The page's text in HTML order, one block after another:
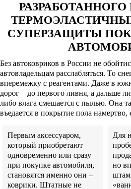
СУПЕРЗАЩИТЫ
Без автоковриков в России не
автовладельцам расслабляться. То
вперемежку с реагентами. Даже в
дорог – до первого ливня, а дальше
либо влага смешается с пылью. Она
въедается в покрытие пола намертво,
Первым аксессуаром,
который приобретают
одновременно или сразу
при покупке автомобиля,
становятся именно они –
коврики. Штатные не
Для
но